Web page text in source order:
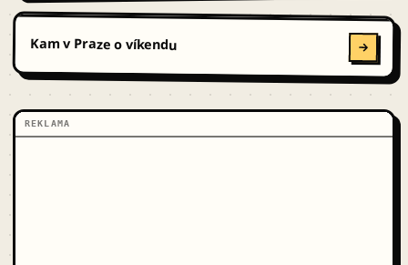
Kam v Praze o víkendu
REKLAMA